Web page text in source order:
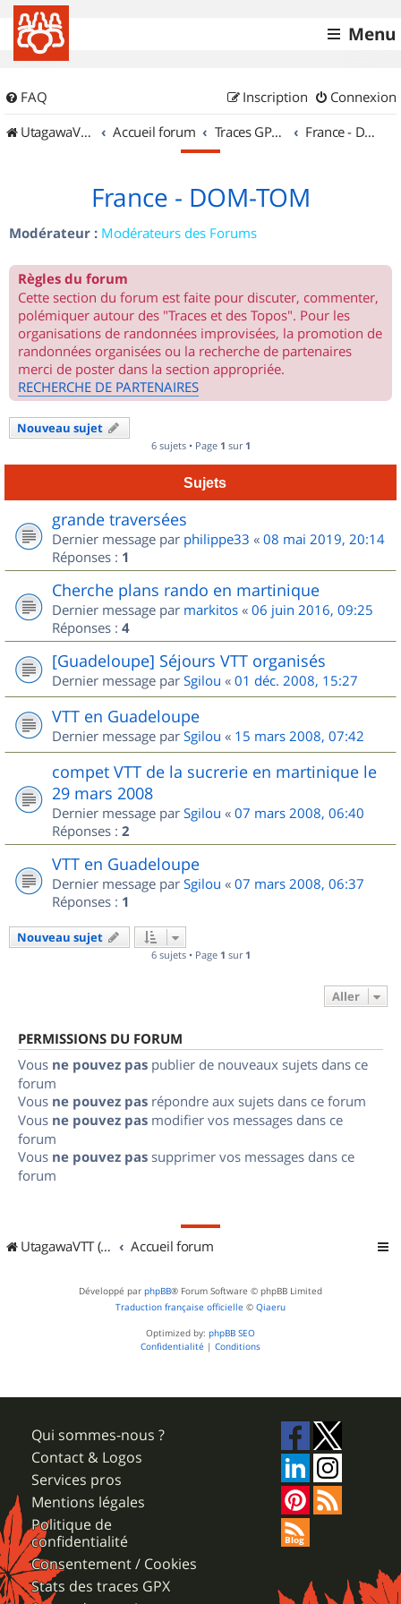
Menu
FAQ Connexion
Inscription
UtagawaVTT (Randos VTT et VTTAE avec traces GPS)
Accueil forum Traces GPS de randos VTT France - DOM-TOM
France - DOM-TOM
Modérateur : Modérateurs des Forums
Règles du forum
Cette section du forum est faite pour discuter, commenter,
polémiquer autour des "Traces et des Topos". Pour les
organisations de randonnées improvisées, la promotion de
randonnées organisées ou la recherche de partenaires
merci de poster dans la section appropriée.
RECHERCHE DE PARTENAIRES
Nouveau sujet
6 sujets • Page 1 sur 1
Sujets
grande traversées
Dernier message par philippe33 « 08 mai 2019, 20:14
Réponses : 1
Cherche plans rando en martinique
Dernier message par markitos « 06 juin 2016, 09:25
Réponses : 4
[Guadeloupe] Séjours VTT organisés
Dernier message par Sgilou « 01 déc. 2008, 15:27
VTT en Guadeloupe
Dernier message par Sgilou « 15 mars 2008, 07:42
compet VTT de la sucrerie en martinique le
29 mars 2008
Dernier message par Sgilou « 07 mars 2008, 06:40
Réponses : 2
VTT en Guadeloupe
Dernier message par Sgilou « 07 mars 2008, 06:37
Réponses : 1
Nouveau sujet
6 sujets • Page 1 sur 1
Aller
PERMISSIONS DU FORUM
Vous ne pouvez pas publier de nouveaux sujets dans ce
forum
Vous ne pouvez pas répondre aux sujets dans ce forum
Vous ne pouvez pas modifier vos messages dans ce
forum
Vous ne pouvez pas supprimer vos messages dans ce
forum
UtagawaVTT (Randos VTT et VTTAE avec traces GPS) Accueil forum
Développé par phpBB® Forum Software © phpBB Limited
Traduction française officielle © Qiaeru
Optimized by: phpBB SEO
Confidentialité | Conditions
Qui sommes-nous ?
Contact & Logos
Services pros
Mentions légales
Politique de
confidentialité
Consentement / Cookies
Stats des traces GPX